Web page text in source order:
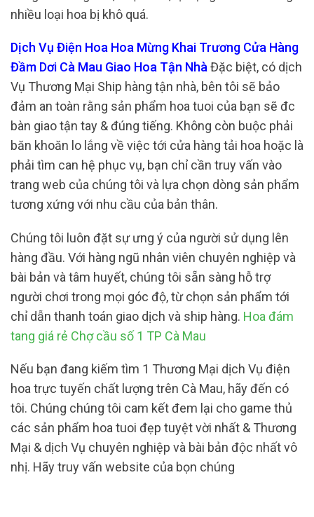
nhiều loại hoa bị khô quá.
Dịch Vụ Điện Hoa Hoa Mừng Khai Trương Cửa Hàng
Đầm Dơi Cà Mau Giao Hoa Tận Nhà Đặc biệt, có dịch
Vụ Thương Mại Ship hàng tận nhà, bên tôi sẽ bảo
đảm an toàn rằng sản phẩm hoa tuoi của bạn sẽ đc
bàn giao tận tay & đúng tiếng. Không còn buộc phải
băn khoăn lo lắng về việc tới cửa hàng tải hoa hoặc là
phải tìm can hệ phục vụ, bạn chỉ cần truy vấn vào
trang web của chúng tôi và lựa chọn dòng sản phẩm
tương xứng với nhu cầu của bản thân.
Chúng tôi luôn đặt sự ưng ý của người sử dụng lên
hàng đầu. Với hàng ngũ nhân viên chuyên nghiệp và
bài bản và tâm huyết, chúng tôi sẵn sàng hỗ trợ
người chơi trong mọi góc độ, từ chọn sản phẩm tới
chỉ dẫn thanh toán giao dịch và ship hàng. Hoa đám
tang giá rẻ Chợ cầu số 1 TP Cà Mau
Nếu bạn đang kiếm tìm 1 Thương Mại dịch Vụ điện
hoa trực tuyến chất lượng trên Cà Mau, hãy đến có
tôi. Chúng chúng tôi cam kết đem lại cho game thủ
các sản phẩm hoa tuoi đẹp tuyệt vời nhất & Thương
Mại & dịch Vụ chuyên nghiệp và bài bản độc nhất vô
nhị. Hãy truy vấn website của bọn chúng